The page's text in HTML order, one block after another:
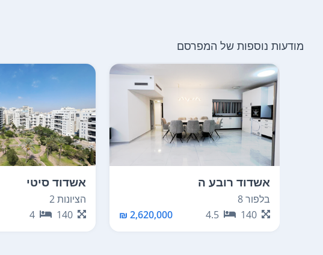
מודעות נוספות של המפרסם
אשדוד רובע ה
בלפור 8
140
4.5
2,620,000 ₪
אשדוד סיטי
הציונות 2
140
4